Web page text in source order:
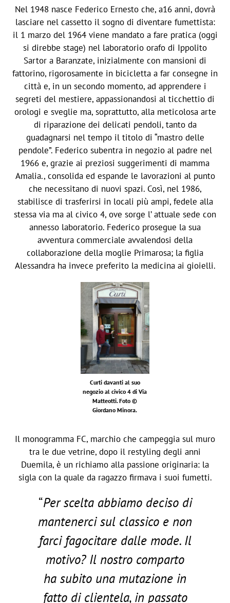
Nel 1948 nasce Federico Ernesto che, a16 anni, dovrà
lasciare nel cassetto il sogno di diventare fumettista:
il 1 marzo del 1964 viene mandato a fare pratica (oggi
si direbbe stage) nel laboratorio orafo di Ippolito
Sartor a Baranzate, inizialmente con mansioni di
fattorino, rigorosamente in bicicletta a far consegne in
città e, in un secondo momento, ad apprendere i
segreti del mestiere, appassionandosi al ticchettio di
orologi e sveglie ma, soprattutto, alla meticolosa arte
di riparazione dei delicati pendoli, tanto da
guadagnarsi nel tempo il titolo di “mastro delle
pendole”. Federico subentra in negozio al padre nel
1966 e, grazie ai preziosi suggerimenti di mamma
Amalia., consolida ed espande le lavorazioni al punto
che necessitano di nuovi spazi. Così, nel 1986,
stabilisce di trasferirsi in locali più ampi, fedele alla
stessa via ma al civico 4, ove sorge l’ attuale sede con
annesso laboratorio. Federico prosegue la sua
avventura commerciale avvalendosi della
collaborazione della moglie Primarosa; la figlia
Alessandra ha invece preferito la medicina ai gioielli.
Curti davanti al suo
negozio al civico 4 di Via
Matteotti.Foto ©
Giordano Minora.
Il monogramma FC, marchio che campeggia sul muro
tra le due vetrine, dopo il restyling degli anni
Duemila, è un richiamo alla passione originaria: la
sigla con la quale da ragazzo firmava i suoi fumetti.
“Per scelta abbiamo deciso di
mantenerci sul classico e non
farci fagocitare dalle mode. Il
motivo? Il nostro comparto
ha subito una mutazione in
fatto di clientela, in passato